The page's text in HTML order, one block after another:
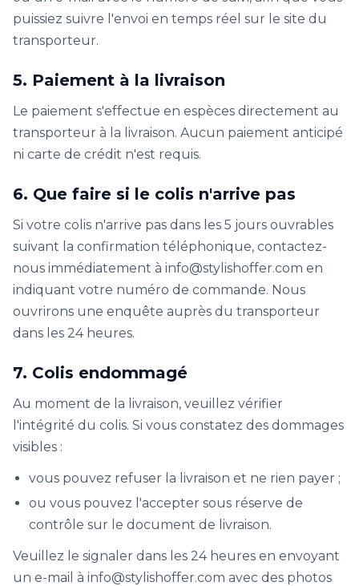
puissiez suivre l'envoi en temps réel sur le site du
transporteur.
5. Paiement à la livraison
Le paiement s'effectue en espèces directement au
transporteur à la livraison. Aucun paiement anticipé
ni carte de crédit n'est requis.
6. Que faire si le colis n'arrive pas
Si votre colis n'arrive pas dans les 5 jours ouvrables
suivant la confirmation téléphonique, contactez-
nous immédiatement à info@stylishoffer.com en
indiquant votre numéro de commande. Nous
ouvrirons une enquête auprès du transporteur
dans les 24 heures.
7. Colis endommagé
Au moment de la livraison, veuillez vérifier
l'intégrité du colis. Si vous constatez des dommages
visibles :
vous pouvez refuser la livraison et ne rien payer ;
ou vous pouvez l'accepter sous réserve de
contrôle sur le document de livraison.
Veuillez le signaler dans les 24 heures en envoyant
un e-mail à info@stylishoffer.com avec des photos